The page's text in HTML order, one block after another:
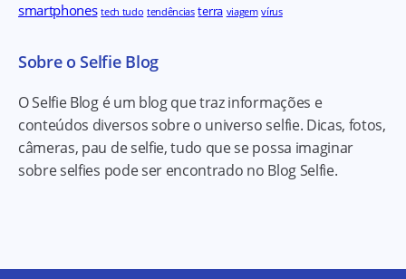
smartphones tech tudo tendências terra viagem vírus
Sobre o Selfie Blog
O Selfie Blog é um blog que traz informações e
conteúdos diversos sobre o universo selfie. Dicas, fotos,
câmeras, pau de selfie, tudo que se possa imaginar
sobre selfies pode ser encontrado no Blog Selfie.